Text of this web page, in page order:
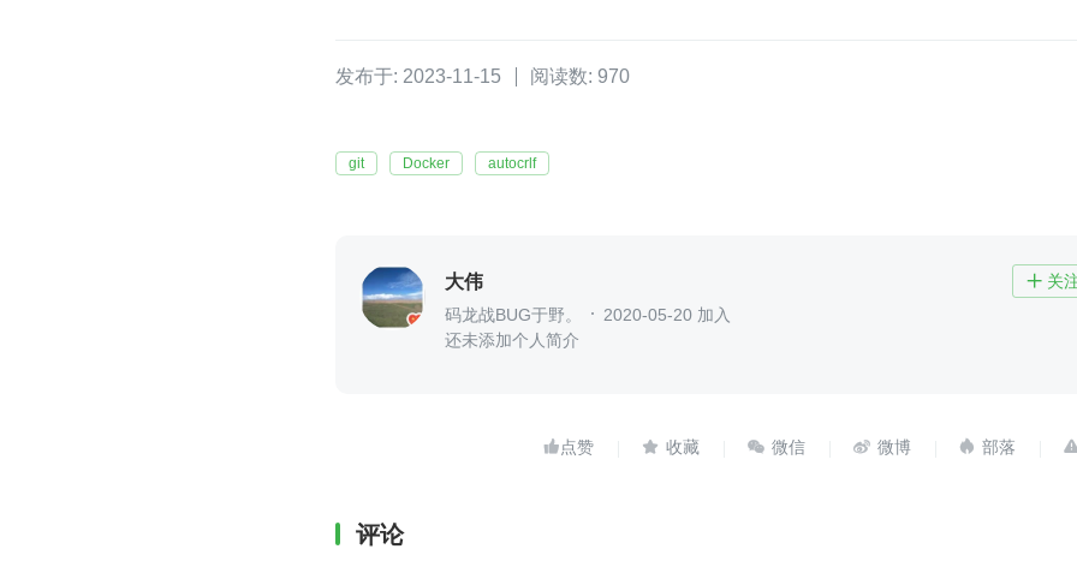
发布于: 2023-11-15 阅读数: 970
git Docker autocrlf
大伟  关
码龙战BUG于野。
2020-05-20 加入
还未添加个人简介
    
评论